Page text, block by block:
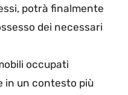
potrà finalmente
dei necessari
occupati
in un contesto più